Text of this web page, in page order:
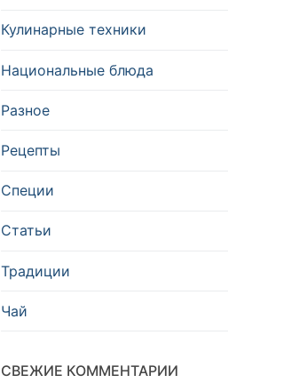
Кулинарные техники
Национальные блюда
Разное
Рецепты
Специи
Статьи
Традиции
Чай
СВЕЖИЕ КОММЕНТАРИИ